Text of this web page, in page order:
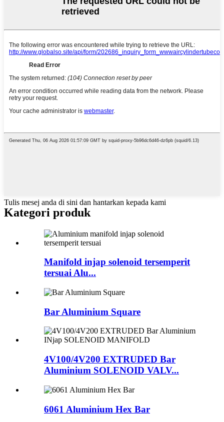
Tulis mesej anda di sini dan hantarkan kepada kami
Kategori produk
Manifold injap solenoid tersemperit
tersuai Alu...
Bar Aluminium Square
4V100/4V200 EXTRUDED Bar
Aluminium SOLENOID VALV...
6061 Aluminium Hex Bar